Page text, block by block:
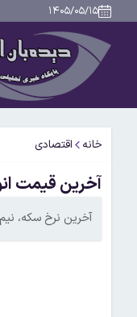
۱۴۰۵/۰۵/۱۵
خانه اقتصادی
آخرین قیمت انواع سکه ۱۹ خرداد ۱۴۰۴+جدول قیمت/
آخرین نرخ سکه،